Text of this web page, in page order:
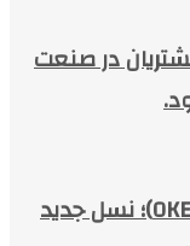
در صنعت
معرفی کرکره فولادی اوکر (OKER)؛ نسل جدید